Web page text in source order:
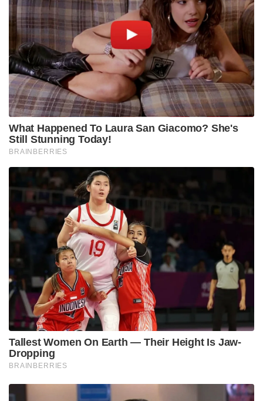
രൂപയാക്കി ഉയർത്തിയത് വീട്ടുടമസ്ഥർക്ക്
ആശ്വാസമാകും.
Tags: April 1